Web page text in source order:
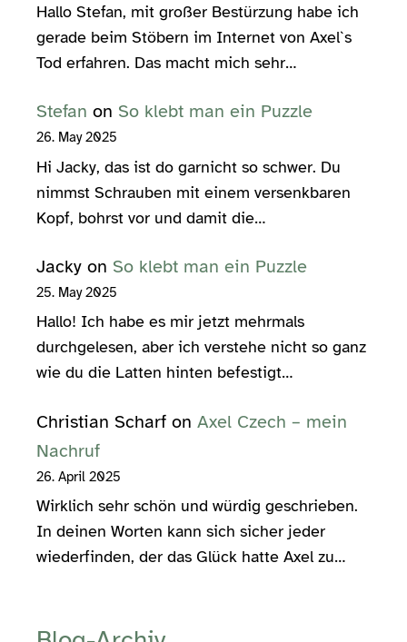
Hallo Stefan, mit großer Bestürzung habe ich
gerade beim Stöbern im Internet von Axel`s
Tod erfahren. Das macht mich sehr…
Stefan on So klebt man ein Puzzle
26. May 2025
Hi Jacky, das ist do garnicht so schwer. Du
nimmst Schrauben mit einem versenkbaren
Kopf, bohrst vor und damit die…
Jacky on So klebt man ein Puzzle
25. May 2025
Hallo! Ich habe es mir jetzt mehrmals
durchgelesen, aber ich verstehe nicht so ganz
wie du die Latten hinten befestigt…
Christian Scharf on Axel Czech – mein
Nachruf
26. April 2025
Wirklich sehr schön und würdig geschrieben.
In deinen Worten kann sich sicher jeder
wiederfinden, der das Glück hatte Axel zu…